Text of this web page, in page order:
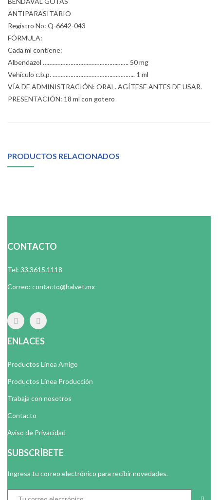
ANTIPARASITARIO
Registro No: Q-6642-043
FÓRMULA:
Cada ml contiene:
Albendazol ……………………………………….……. 50 mg
Vehículo c.b.p. ……………………………….………….. 1 ml
VÍA DE ADMINISTRACIÓN: ORAL. AGÍTESE ANTES DE USAR.
PRESENTACIÓN: 18 ml con gotero
PRODUCTOS RELACIONADOS
CONTACTO
Tel: 33.3615.1118
Correo: contacto@halvet.mx
ENLACES
Productos Línea Amigo
Productos Línea Producción
Trabaja con nosotros
Contacto
Aviso de Privacidad
SUBSCRÍBETE
Ingresa tu correo electrónico para recibir novedades.